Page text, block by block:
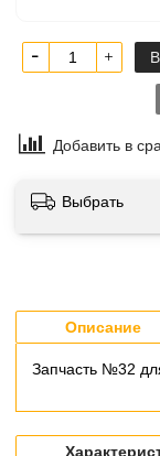
Добавить в
Выбрать
Описание
Запчасть №32